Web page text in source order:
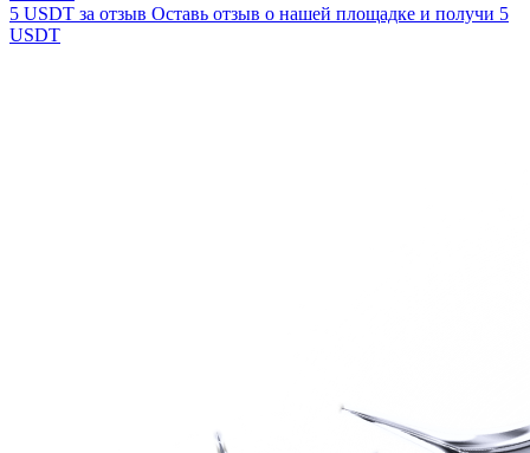
5 USDT за отзыв Оставь отзыв о нашей площадке и получи 5
USDT